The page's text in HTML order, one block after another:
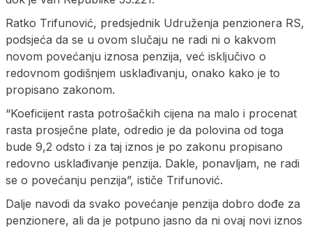
Ratko Trifunović, predsjednik Udruženja penzionera RS,
podsjeća da se u ovom slučaju ne radi ni o kakvom
novom povećanju iznosa penzija, već isključivo o
redovnom godišnjem usklađivanju, onako kako je to
propisano zakonom.
“Koeficijent rasta potrošačkih cijena na malo i procenat
rasta prosječne plate, odredio je da polovina od toga
bude 9,2 odsto i za taj iznos je po zakonu propisano
redovno usklađivanje penzija. Dakle, ponavljam, ne radi
se o povećanju penzija”, ističe Trifunović.
Dalje navodi da svako povećanje penzija dobro dođe za
penzionere, ali da je potpuno jasno da ni ovaj novi iznos